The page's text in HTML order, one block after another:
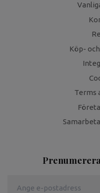
Köp-
Terms